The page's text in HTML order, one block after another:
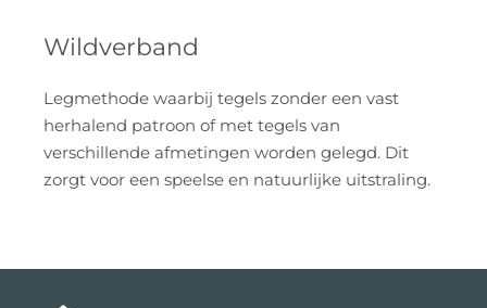
Wildverband
Legmethode waarbij tegels zonder een vast
herhalend patroon of met tegels van
verschillende afmetingen worden gelegd. Dit
zorgt voor een speelse en natuurlijke uitstraling.